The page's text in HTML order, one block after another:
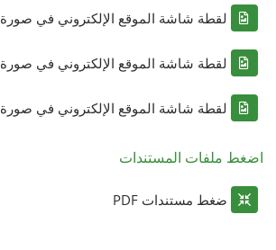
لقطة شاشة الموقع الإلكتروني في صورة JPG
لقطة شاشة الموقع الإلكتروني في صورة PNG
لقطة شاشة الموقع الإلكتروني في صورة TIFF
اضغط ملفات المستندات
ضغط مستندات PDF